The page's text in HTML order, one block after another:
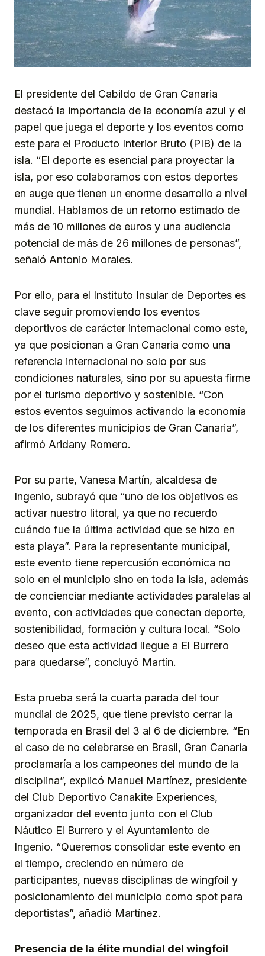
El presidente del Cabildo de Gran Canaria
destacó la importancia de la economía azul y el
papel que juega el deporte y los eventos como
este para el Producto Interior Bruto (PIB) de la
isla. “El deporte es esencial para proyectar la
isla, por eso colaboramos con estos deportes
en auge que tienen un enorme desarrollo a nivel
mundial. Hablamos de un retorno estimado de
más de 10 millones de euros y una audiencia
potencial de más de 26 millones de personas”,
señaló Antonio Morales.
Por ello, para el Instituto Insular de Deportes es
clave seguir promoviendo los eventos
deportivos de carácter internacional como este,
ya que posicionan a Gran Canaria como una
referencia internacional no solo por sus
condiciones naturales, sino por su apuesta firme
por el turismo deportivo y sostenible. “Con
estos eventos seguimos activando la economía
de los diferentes municipios de Gran Canaria”,
afirmó Aridany Romero.
Por su parte, Vanesa Martín, alcaldesa de
Ingenio, subrayó que “uno de los objetivos es
activar nuestro litoral, ya que no recuerdo
cuándo fue la última actividad que se hizo en
esta playa”. Para la representante municipal,
este evento tiene repercusión económica no
solo en el municipio sino en toda la isla, además
de concienciar mediante actividades paralelas al
evento, con actividades que conectan deporte,
sostenibilidad, formación y cultura local. “Solo
deseo que esta actividad llegue a El Burrero
para quedarse”, concluyó Martín.
Esta prueba será la cuarta parada del tour
mundial de 2025, que tiene previsto cerrar la
temporada en Brasil del 3 al 6 de diciembre. “En
el caso de no celebrarse en Brasil, Gran Canaria
proclamaría a los campeones del mundo de la
disciplina”, explicó Manuel Martínez, presidente
del Club Deportivo Canakite Experiences,
organizador del evento junto con el Club
Náutico El Burrero y el Ayuntamiento de
Ingenio. “Queremos consolidar este evento en
el tiempo, creciendo en número de
participantes, nuevas disciplinas de wingfoil y
posicionamiento del municipio como spot para
deportistas”, añadió Martínez.
Presencia de la élite mundial del wingfoil